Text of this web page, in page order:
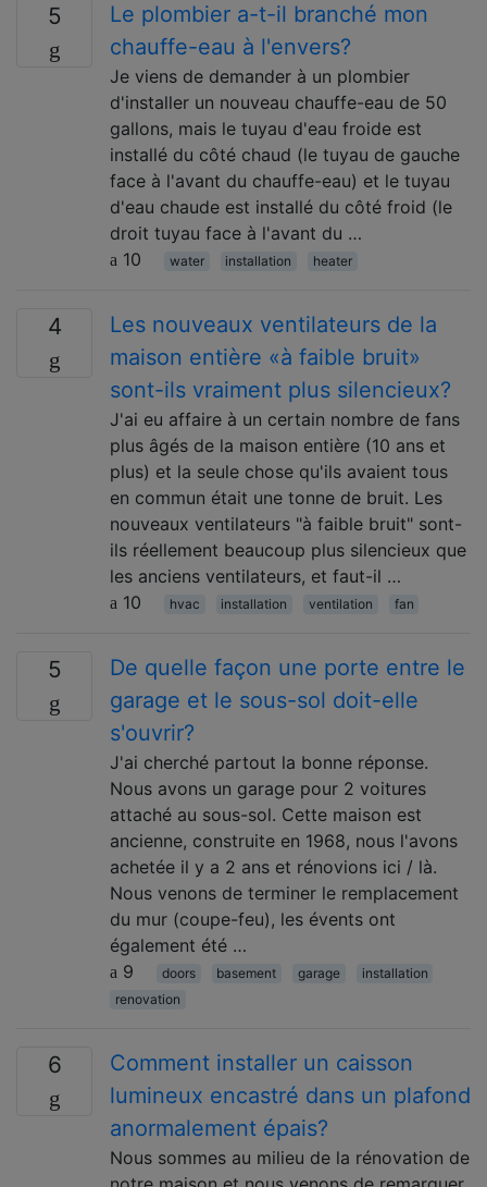
5
Le plombier a-t-il branché mon
chauffe-eau à l'envers?
Je viens de demander à un plombier
d'installer un nouveau chauffe-eau de 50
gallons, mais le tuyau d'eau froide est
installé du côté chaud (le tuyau de gauche
face à l'avant du chauffe-eau) et le tuyau
d'eau chaude est installé du côté froid (le
droit tuyau face à l'avant du …
10
water installation heater
4
Les nouveaux ventilateurs de la
maison entière «à faible bruit»
sont-ils vraiment plus silencieux?
J'ai eu affaire à un certain nombre de fans
plus âgés de la maison entière (10 ans et
plus) et la seule chose qu'ils avaient tous
en commun était une tonne de bruit. Les
nouveaux ventilateurs "à faible bruit" sont-
ils réellement beaucoup plus silencieux que
les anciens ventilateurs, et faut-il …
10
hvac installation ventilation fan
5
De quelle façon une porte entre le
garage et le sous-sol doit-elle
s'ouvrir?
J'ai cherché partout la bonne réponse.
Nous avons un garage pour 2 voitures
attaché au sous-sol. Cette maison est
ancienne, construite en 1968, nous l'avons
achetée il y a 2 ans et rénovions ici / là.
Nous venons de terminer le remplacement
du mur (coupe-feu), les évents ont
également été …
9
doors basement garage
installation
renovation
6
Comment installer un caisson
lumineux encastré dans un plafond
anormalement épais?
Nous sommes au milieu de la rénovation de